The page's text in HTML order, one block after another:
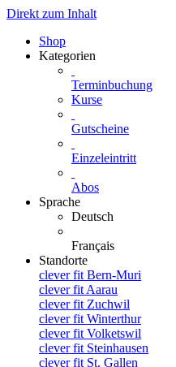
Direkt zum Inhalt
Shop
Kategorien
Terminbuchung
Kurse
Gutscheine
Einzeleintritt
Abos
Sprache
Deutsch
Français
Standorte
clever fit Bern-Muri
clever fit Aarau
clever fit Zuchwil
clever fit Winterthur
clever fit Volketswil
clever fit Steinhausen
clever fit St. Gallen